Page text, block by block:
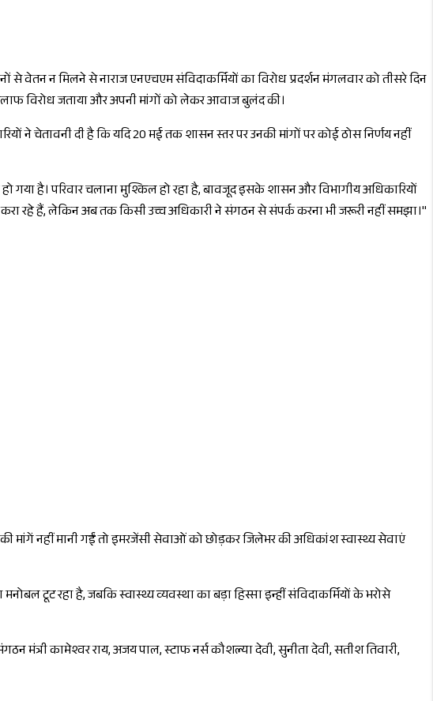
से वेतन न मिलने से नाराज एनएचएम संविदाकर्मियों का विरोध प्रदर्शन मंगलवार को तीसरे दिन
विरोध जताया और अपनी मांगों को लेकर आवाज बुलंद की।
ने चेतावनी दी है कि यदि 20 मई तक शासन स्तर पर उनकी मांगों पर कोई ठोस निर्णय नहीं
है। परिवार चलाना मुश्किल हो रहा है, बावजूद इसके शासन और विभागीय अधिकारियों
करा रहे हैं, लेकिन अब तक किसी उच्च अधिकारी ने संगठन से संपर्क करना भी जरूरी नहीं समझा।"
मांगें नहीं मानी गईं तो इमरजेंसी सेवाओं को छोड़कर जिलेभर की अधिकांश स्वास्थ्य सेवाएं
टूट रहा है, जबकि स्वास्थ्य व्यवस्था का बड़ा हिस्सा इन्हीं संविदाकर्मियों के भरोसे
मंत्री कामेश्वर राय, अजय पाल, स्टाफ नर्स कौशल्या देवी, सुनीता देवी, सतीश तिवारी,